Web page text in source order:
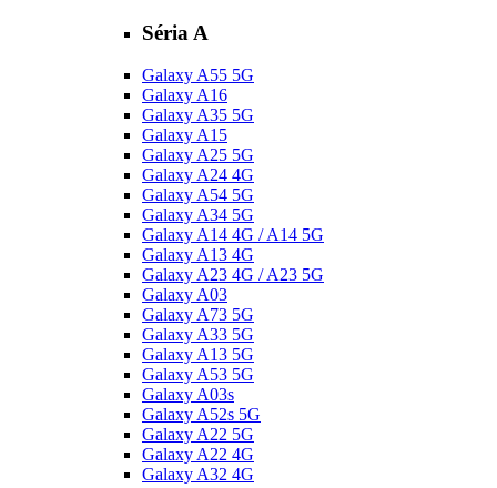
Séria A
Galaxy A55 5G
Galaxy A16
Galaxy A35 5G
Galaxy A15
Galaxy A25 5G
Galaxy A24 4G
Galaxy A54 5G
Galaxy A34 5G
Galaxy A14 4G / A14 5G
Galaxy A13 4G
Galaxy A23 4G / A23 5G
Galaxy A03
Galaxy A73 5G
Galaxy A33 5G
Galaxy A13 5G
Galaxy A53 5G
Galaxy A03s
Galaxy A52s 5G
Galaxy A22 5G
Galaxy A22 4G
Galaxy A32 4G